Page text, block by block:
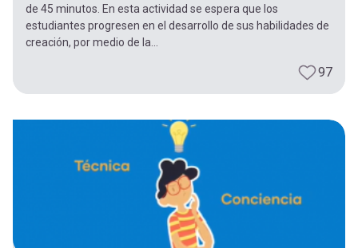
de 45 minutos. En esta actividad se espera que los
estudiantes progresen en el desarrollo de sus habilidades de
creación, por medio de la...
97